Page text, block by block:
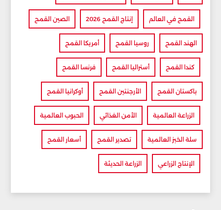
القمح في العالم إنتاج القمح 2026 الصين القمح
الهند القمح روسيا القمح أمريكا القمح
كندا القمح أستراليا القمح فرنسا القمح
باكستان القمح الأرجنتين القمح أوكرانيا القمح
الزراعة العالمية الأمن الغذائي الحبوب العالمية
سلة الخبز العالمية تصدير القمح أسعار القمح
الإنتاج الزراعي الزراعة الحديثة